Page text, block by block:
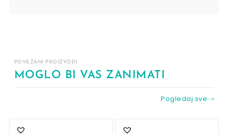
POVEZANI PROIZVODI
MOGLO BI VAS ZANIMATI
Pogledaj sve